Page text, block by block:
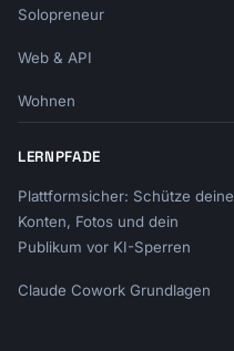
Solopreneur
Web & API
Wohnen
LERNPFADE
Plattformsicher: Schütze deine
Konten, Fotos und dein
Publikum vor KI-Sperren
Claude Cowork Grundlagen